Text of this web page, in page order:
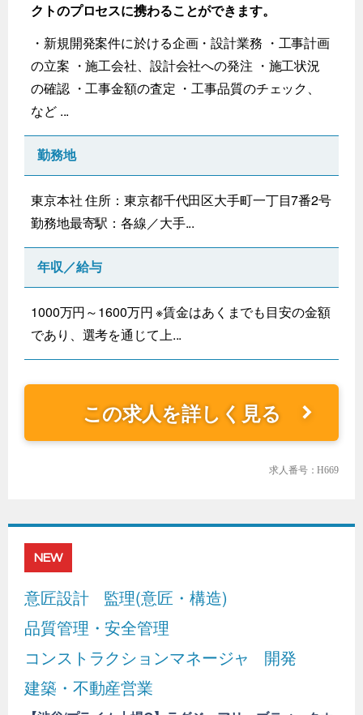
クトのプロセスに携わることができます。
・新規開発案件に於ける企画・設計業務 ・工事計画
の立案 ・施工会社、設計会社への発注 ・施工状況
の確認 ・工事金額の査定 ・工事品質のチェック、
など ...
勤務地
東京本社 住所：東京都千代田区大手町一丁目7番2号
勤務地最寄駅：各線／大手...
年収／給与
1000万円～1600万円 ※賃金はあくまでも目安の金額
であり、選考を通じて上...
この求人を詳しく見る
求人番号：H669
NEW
意匠設計
監理(意匠・構造)
品質管理・安全管理
コンストラクションマネージャ
開発
建築・不動産営業